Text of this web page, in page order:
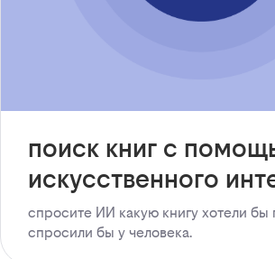
поиск книг с
искусственного
спросите ИИ какую книгу хотели бы
спросили бы у человека.